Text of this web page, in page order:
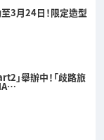
3月24日！限定造型
」舉辦中！「歧路旅